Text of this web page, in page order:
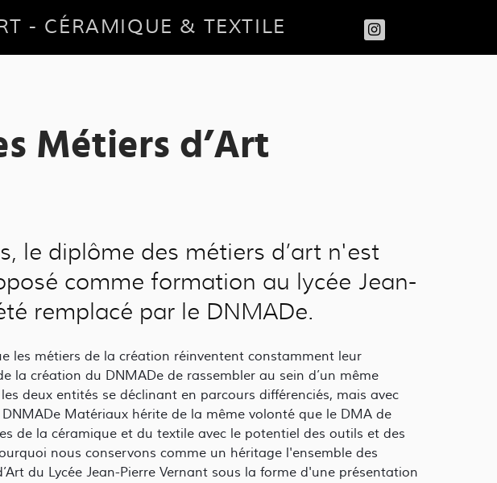
- CÉRAMIQUE & TEXTILE
Métiers d’Art
le diplôme des métiers d’art n'est
comme formation au lycée Jean-
remplacé par le DNMADe.
les métiers de la création réinventent constamment leur
la création du DNMADe de rassembler au sein d’un même
deux entités se déclinant en parcours différenciés, mais avec
Matériaux hérite de la même volonté que le DMA de
de la céramique et du textile avec le potentiel des outils et des
nous conservons comme un héritage l'ensemble des
du Lycée Jean-Pierre Vernant sous la forme d'une présentation